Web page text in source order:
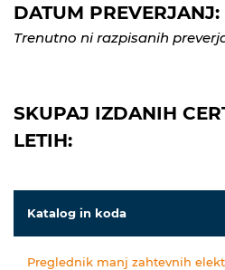
DATUM PREVERJANJ:
Trenutno ni razpisanih
SKUPAJ IZDANIH
LETIH:
Katalog in koda
Preglednik manj zahtevnih